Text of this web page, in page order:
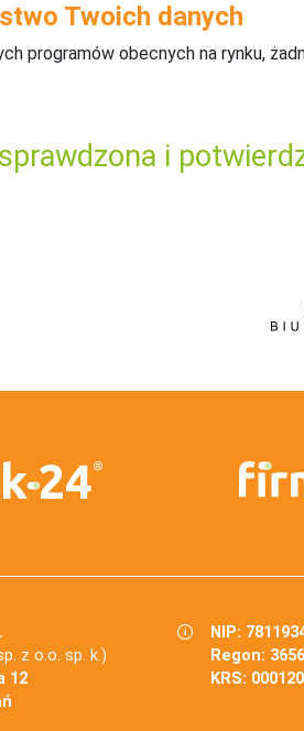
Twoich danych
programów obecnych na rynku, ż
i
z o.o. sp. k.)
12
NIP:
Regon:
KRS: